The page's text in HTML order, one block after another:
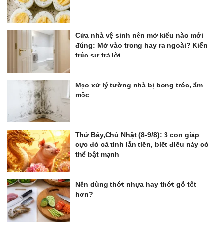
Cửa nhà vệ sinh nên mở kiểu nào mới
đúng: Mở vào trong hay ra ngoài? Kiến
trúc sư trả lời
Mẹo xử lý tường nhà bị bong tróc, ẩm
mốc
Thứ Bảy,Chủ Nhật (8-9/8): 3 con giáp
cực đỏ cả tình lẫn tiền, biết điều này có
thể bật mạnh
Nên dùng thớt nhựa hay thớt gỗ tốt
hơn?